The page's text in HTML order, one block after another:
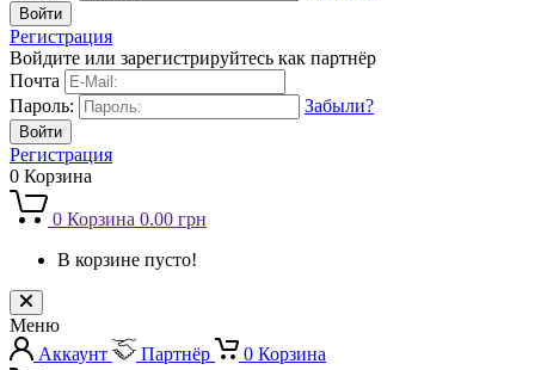
Регистрация
Войдите или зарегистрируйтесь как партнёр
Почта
Пароль:
Забыли?
Регистрация
0 Корзина
0 Корзина 0.00 грн
В корзине пусто!
Меню
Аккаунт
Партнёр 0 Корзина